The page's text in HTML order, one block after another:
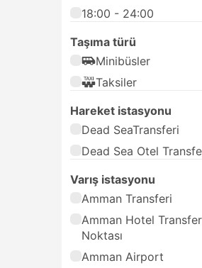
18:00 - 24:00
Taşıma türü
Minibüsler
Taksiler
Hareket istasyonu
Dead SeaTransferi
Dead Sea Otel
Varış istasyonu
Amman Transferi
Amman Hotel Transfer
Noktası
Amman Airport